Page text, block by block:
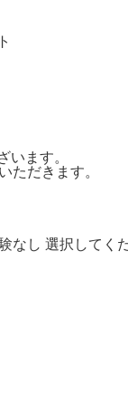
います。
ただきます。
なし 選択してく